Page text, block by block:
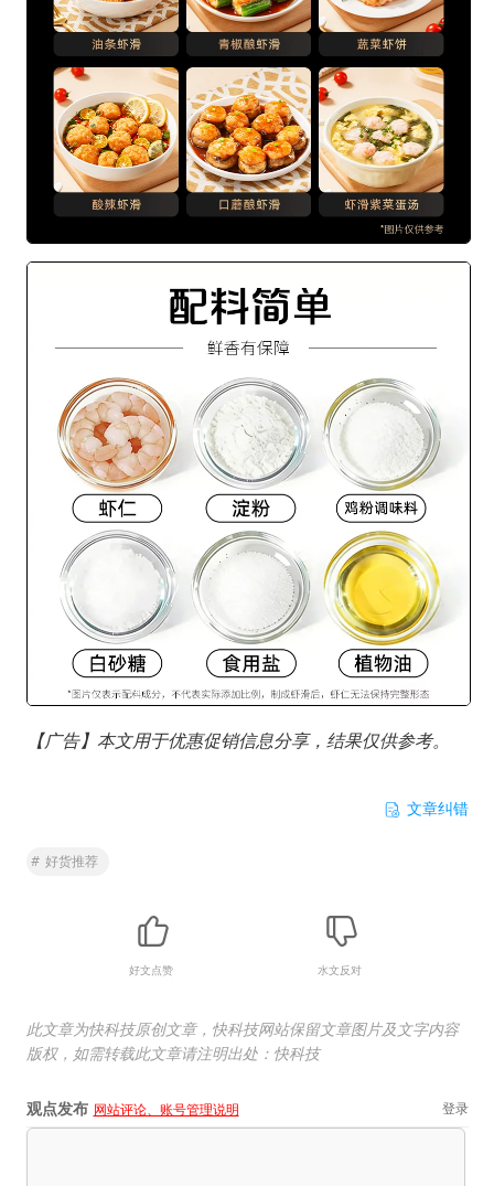
【广告】本文用于优惠促销信息分享，结果仅供参考。
文章纠错
# 好货推荐
好文点赞 水文反对
此文章为快科技原创文章，快科技网站保留文章图片及文字内容
版权，如需转载此文章请注明出处：快科技
观点发布 网站评论、账号管理说明 登录